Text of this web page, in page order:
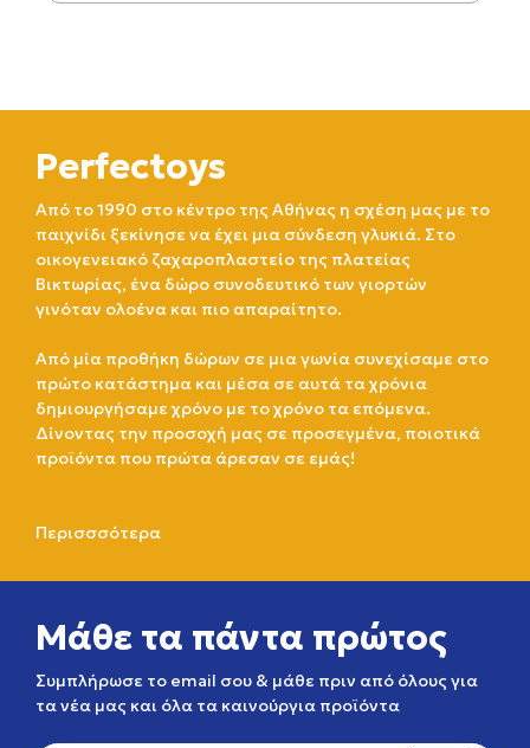
Perfectoys
Από το 1990 στο κέντρο της Αθήνας η σχέση μας με το
παιχνίδι ξεκίνησε να έχει μια σύνδεση γλυκιά. Στο
οικογενειακό ζαχαροπλαστείο της πλατείας
Βικτωρίας, ένα δώρο συνοδευτικό των γιορτών
γινόταν ολοένα και πιο απαραίτητο.
Από μία προθήκη δώρων σε μια γωνία συνεχίσαμε στο
πρώτο κατάστημα και μέσα σε αυτά τα χρόνια
δημιουργήσαμε χρόνο με το χρόνο τα επόμενα.
Δίνοντας την προσοχή μας σε προσεγμένα, ποιοτικά
προϊόντα που πρώτα άρεσαν σε εμάς!
Περισσσότερα
Μάθε τα πάντα πρώτος
Συμπλήρωσε το email σου & μάθε πριν από όλους για
τα νέα μας και όλα τα καινούργια προϊόντα